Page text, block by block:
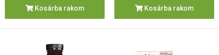
Kosárba rakom Kosárba rakom